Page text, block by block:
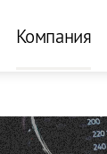
Компания